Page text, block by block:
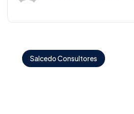
Salcedo Consultores